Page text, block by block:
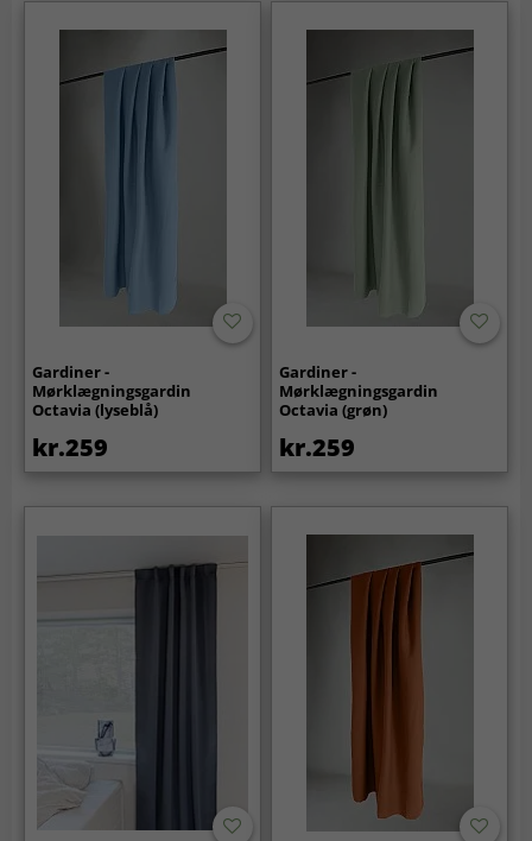
Gardiner -
Mørklægningsgardin
Octavia (lyseblå)
kr.259
Gardiner -
Mørklægningsgardin
Octavia (grøn)
kr.259